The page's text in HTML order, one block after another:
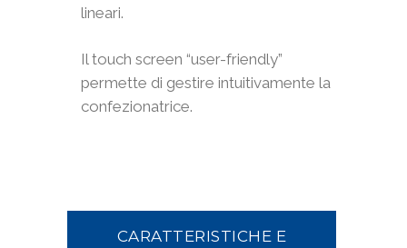
lineari.
Il touch screen “user-friendly”
permette di gestire intuitivamente la
confezionatrice.
CARATTERISTICHE E